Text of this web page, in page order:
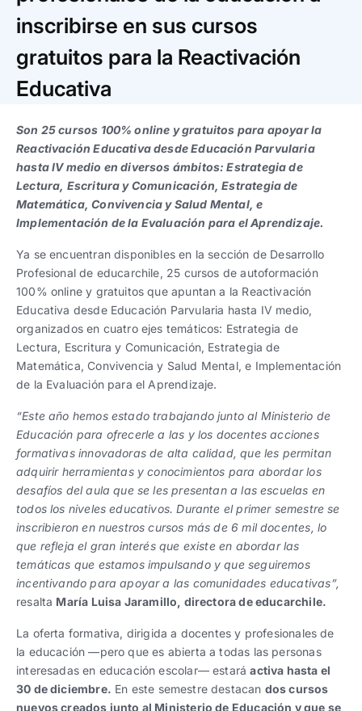
Trabaja con nosotros
Ver todo
EspañolEnglish
Ver todas
Español English
Ver todas
Español English
progresivos de gestión
Ver todos
EspañolEnglish
inscribirse en sus cursos
gratuitos para la Reactivación
Educativa
Son 25 cursos 100% online y gratuitos para apoyar la
Reactivación Educativa desde Educación Parvularia
hasta IV medio en diversos ámbitos: Estrategia de
Lectura, Escritura y Comunicación, Estrategia de
Matemática, Convivencia y Salud Mental, e
Implementación de la Evaluación para el Aprendizaje.
Ya se encuentran disponibles en la sección de Desarrollo
Profesional de educarchile, 25 cursos de autoformación
100% online y gratuitos que apuntan a la Reactivación
Educativa desde Educación Parvularia hasta IV medio,
organizados en cuatro ejes temáticos: Estrategia de
Lectura, Escritura y Comunicación, Estrategia de
Matemática, Convivencia y Salud Mental, e Implementación
de la Evaluación para el Aprendizaje.
“Este año hemos estado trabajando junto al Ministerio de
Educación para ofrecerle a las y los docentes acciones
formativas innovadoras de alta calidad, que les permitan
adquirir herramientas y conocimientos para abordar los
desafíos del aula que se les presentan a las escuelas en
todos los niveles educativos. Durante el primer semestre se
inscribieron en nuestros cursos más de 6 mil docentes, lo
que refleja el gran interés que existe en abordar las
temáticas que estamos impulsando y que seguiremos
incentivando para apoyar a las comunidades educativas”,
resalta María Luisa Jaramillo, directora de educarchile.
La oferta formativa, dirigida a docentes y profesionales de
la educación —pero que es abierta a todas las personas
interesadas en educación escolar— estaráactiva hasta el
30 de diciembre. En este semestre destacan dos cursos
nuevos creados junto al Ministerio de Educación y que se